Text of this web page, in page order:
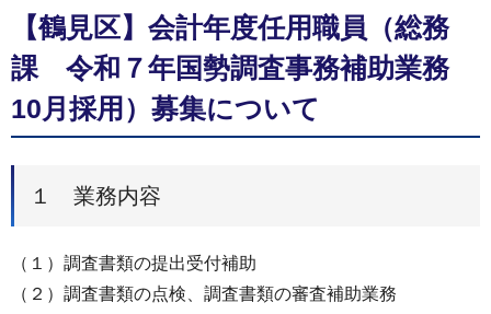
【鶴見区】会計年度任用職員（総務
課 令和７年国勢調査事務補助業務
10月採用）募集について
１ 業務内容
（１）調査書類の提出受付補助
（２）調査書類の点検、調査書類の審査補助業務